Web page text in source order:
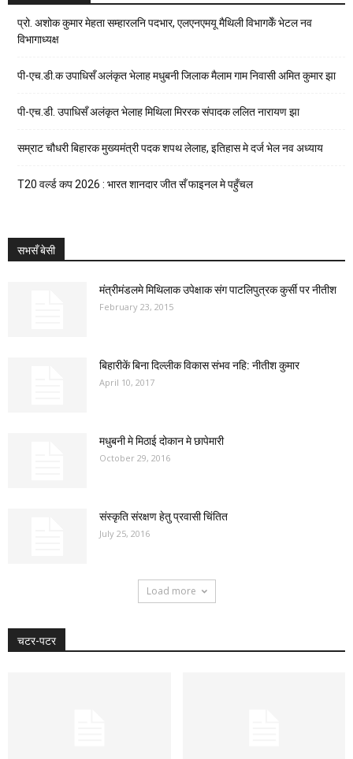
प्रो. अशोक कुमार मेहता सम्हारलनि पदभार, एलएनएमयू मैथिली विभागकेँ भेटल नव
विभागाध्यक्ष
पी-एच.डी.क उपाधिसँ अलंकृत भेलाह मधुबनी जिलाक मैलाम गाम निवासी अमित कुमार झा
पी-एच.डी. उपाधिसँ अलंकृत भेलाह मिथिला मिररक संपादक ललित नारायण झा
सम्राट चौधरी बिहारक मुख्यमंत्री पदक शपथ लेलाह, इतिहास मे दर्ज भेल नव अध्याय
T20 वर्ल्ड कप 2026 : भारत शानदार जीत सँ फाइनल मे पहुँचल
सभसँ बेसी
मंत्रीमंडलमे मिथिलाक उपेक्षाक संग पाटलिपुत्रक कुर्सी पर नीतीश
February 23, 2015
बिहारीकें बिना दिल्लीक विकास संभव नहि: नीतीश कुमार
April 10, 2017
मधुबनी मे मिठाई दोकान मे छापेमारी
October 29, 2016
संस्कृति संरक्षण हेतु प्रवासी चिंतित
July 25, 2016
Load more
चटर-पटर